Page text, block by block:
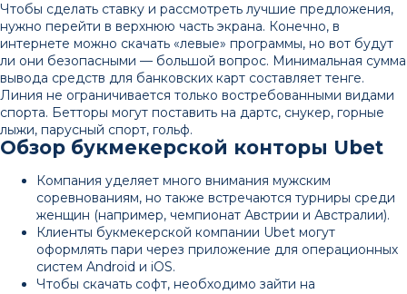
Чтобы сделать ставку и рассмотреть лучшие предложения,
нужно перейти в верхнюю часть экрана. Конечно, в
интернете можно скачать «левые» программы, но вот будут
ли они безопасными — большой вопрос. Минимальная сумма
вывода средств для банковских карт составляет тенге.
Линия не ограничивается только востребованными видами
спорта. Бетторы могут поставить на дартс, снукер, горные
лыжи, парусный спорт, гольф.
Обзор букмекерской конторы Ubet
Компания уделяет много внимания мужским
соревнованиям, но также встречаются турниры среди
женщин (например, чемпионат Австрии и Австралии).
Клиенты букмекерской компании Ubet могут
оформлять пари через приложение для операционных
систем Android и iOS.
Чтобы скачать софт, необходимо зайти на